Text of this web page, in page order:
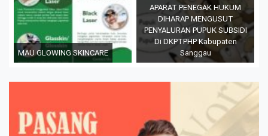
MAU GLOWING SKINCARE
APARAT PENEGAK HUKUM
DIHARAP MENGUSUT
PENYALURAN PUPUK SUBSIDI
Di DKPTPHP Kabupaten
Sanggau